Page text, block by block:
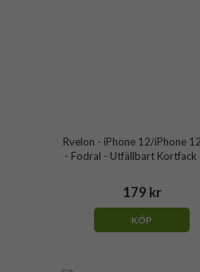
Rvelon - iPhone 12/iPhone
- Fodral - Utfällbart Kortfack
179 kr
KÖP